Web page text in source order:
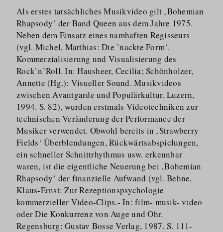
Als erstes tatsächliches Musikvideo gilt ‚Bohemian
Rhapsody‘ der Band Queen aus dem Jahre 1975.
Neben dem Einsatz eines namhaften Regisseurs
(vgl. Michel, Matthias: Die ’nackte Form‘.
Kommerzia­lisierung und Visualisierung des
Rock`n`Roll. In: Hausheer, Cecilia; Schönholzer,
Annette (Hg.): Visueller Sound. Musikvideos
zwischen Avantgarde und Populärkultur. Luzern,
1994. S. 82), wurden erstmals Videotechniken zur
technischen Veränderung der Performance der
Musiker verwendet. Obwohl bereits in ‚Strawberry
Fields‘ Überblendungen, Rückwärts­ab­spielungen,
ein schneller Schnittrhythmus usw. erkennbar
waren, ist die eigentliche Neuerung bei ‚Bohemian
Rhapsody‘ der finanzielle Aufwand (vgl. Behne,
Klaus-Ernst: Zur Rezeptions­psy­chologie
kommerzieller Video-Clips.- In: film- musik- video
oder Die Konkurrenz von Auge und Ohr.
Regensburg: Gustav Bosse Verlag, 1987. S. 111-